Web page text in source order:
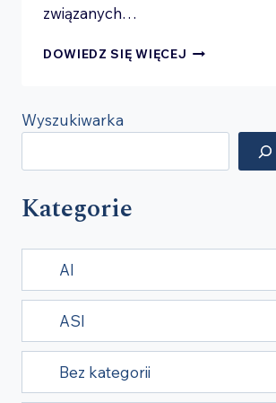
związanych…
DOWIEDZ SIĘ WIĘCEJ NOWELIZACJA
WYZWANIA
Wyszukiwarka
Kategorie
AI
ASI
Bez kategorii